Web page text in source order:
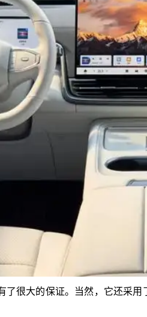
很大的保证。当然，它还采